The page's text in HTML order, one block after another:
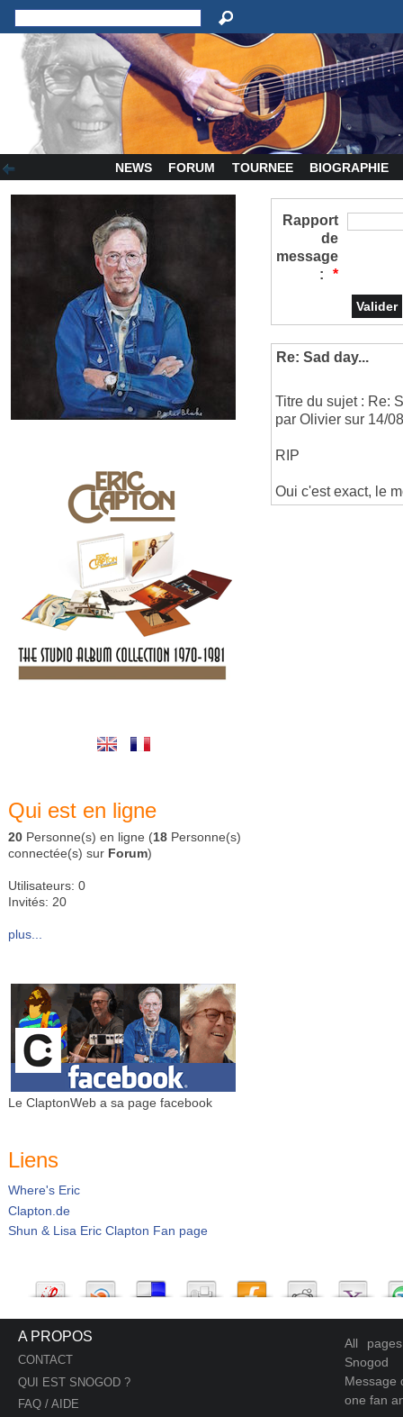
NEWS FORUM TOURNEE BIOGRAPHIE
Qui est en ligne
20 Personne(s) en ligne (18 Personne(s)
connectée(s) sur Forum)
Utilisateurs: 0
Invités: 20
plus...
Le ClaptonWeb a sa page facebook
Liens
Where's Eric
Clapton.de
Shun & Lisa Eric Clapton Fan page
Rapport
de
message
:
*
Re: Sad day...
Titre du sujet : Re:
par Olivier sur 14/
RIP
Oui c'est exact, le
A PROPOS
CONTACT
QUI EST SNOGOD ?
FAQ / AIDE
All
Snogod
Message
one fan